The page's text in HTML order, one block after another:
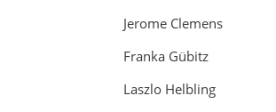
Jerome Clemens
Franka Gübitz
Laszlo Helbling